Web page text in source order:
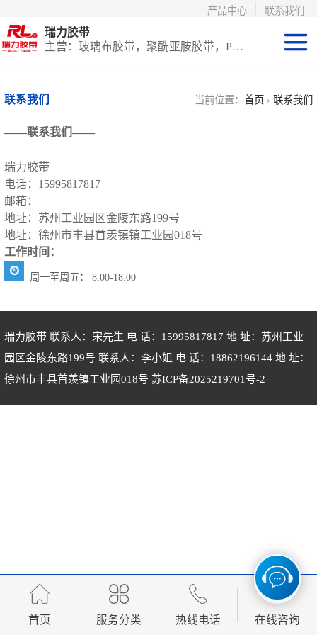
联系我们
产品中心
瑞力胶带
主营：玻璃布胶带，聚酰亚胺胶带，PET高温胶带，耐高温保护膜
联系我们 当前位置： 首页 › 联系我们
——联系我们——
瑞力胶带
电话： 15995817817
邮箱：
地址：苏州工业园区金陵东路199号
地址： 徐州市丰县首羡镇镇工业园018号
工作时间：
周一至周五： 8:00-18:00
瑞力胶带 联系人：宋先生 电 话：15995817817 地 址：苏州工业
园区金陵东路199号 联系人：李小姐 电 话：18862196144 地 址：
徐州市丰县首羡镇工业园018号 苏ICP备2025219701号-2
首页 服务分类 热线电话 在线咨询
玻璃布胶带（特
氟龙）
PET高温胶带
（保护膜）
等离子热喷涂胶
带
防火陶瓷化硅胶
带
国产替代进口胶